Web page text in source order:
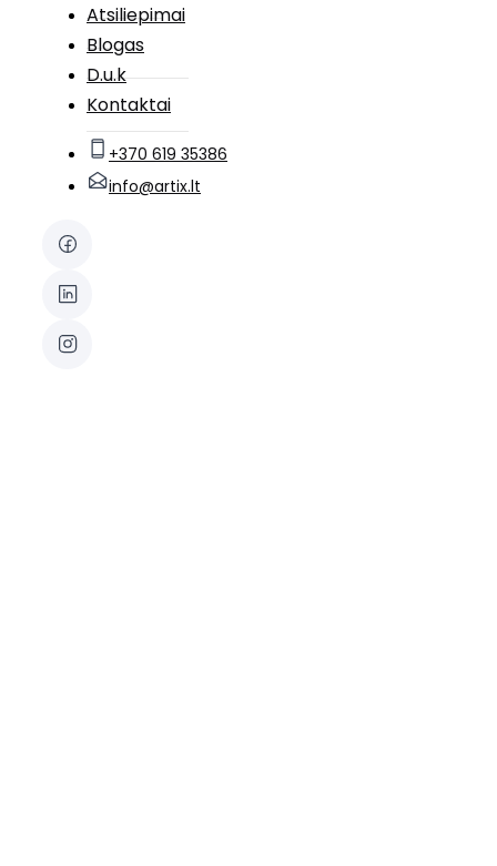
Atsiliepimai
Blogas
D.u.k
Kontaktai
+370 619 35386
info@artix.lt